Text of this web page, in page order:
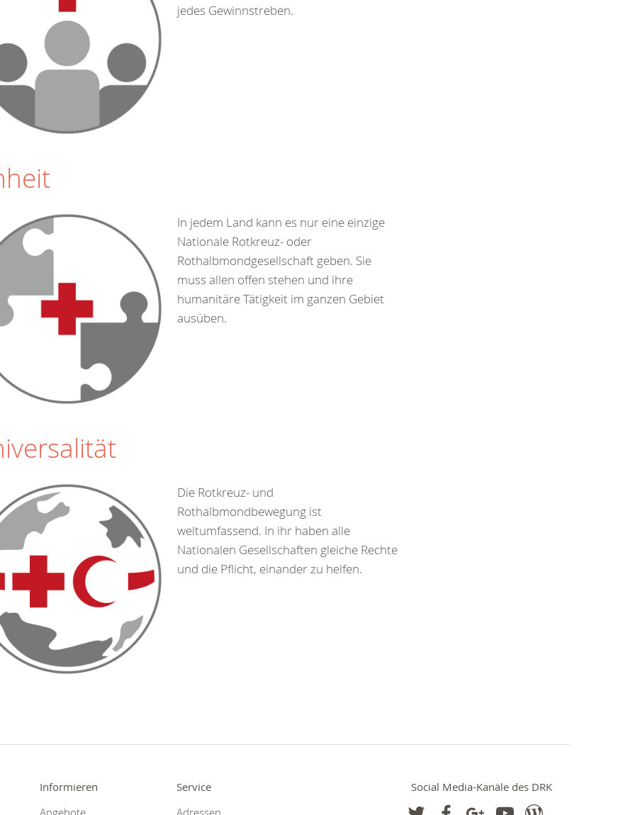
jedes Gewinnstreben.
In jedem Land kann es nur eine einzige
Nationale Rotkreuz- oder
Rothalbmondgesellschaft geben. Sie
muss allen offen stehen und ihre
humanitäre Tätigkeit im ganzen Gebiet
ausüben.
Die Rotkreuz- und
Rothalbmondbewegung ist
weltumfassend. In ihr haben alle
Nationalen Gesellschaften gleiche Rechte
und die Pflicht, einander zu helfen.
Informieren
Service
Social Media-Kanäle des DRK